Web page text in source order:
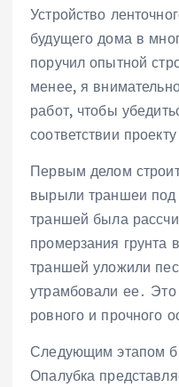
Устройство
будущего дома в
поручил опытной
менее, я
работ, чтобы
соответствии
Первым делом
вырыли траншеи под
траншей была
промерзания грунта
траншей уложили
утрамбовали ее․
ровного и прочного
Следующим этапом
Опалубка